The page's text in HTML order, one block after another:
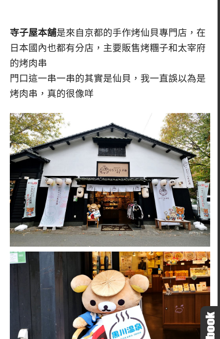
寺子屋本舖是來自京都的手作烤仙貝專門店，在
日本國內也都有分店，主要販售烤糰子和太宰府
的烤肉串
門口這一串一串的其實是仙貝，我一直誤以為是
烤肉串，真的很像咩